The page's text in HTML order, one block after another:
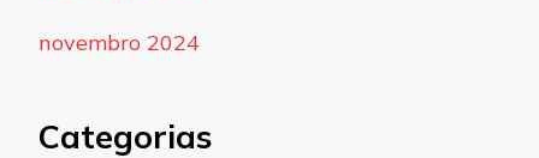
novembro 2024
Categorias